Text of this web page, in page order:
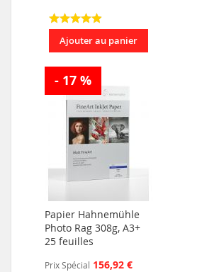
Ajouter au panier
- 17 %
Papier Hahnemühle
Photo Rag 308g, A3+
25 feuilles
Prix Spécial 156,92 €